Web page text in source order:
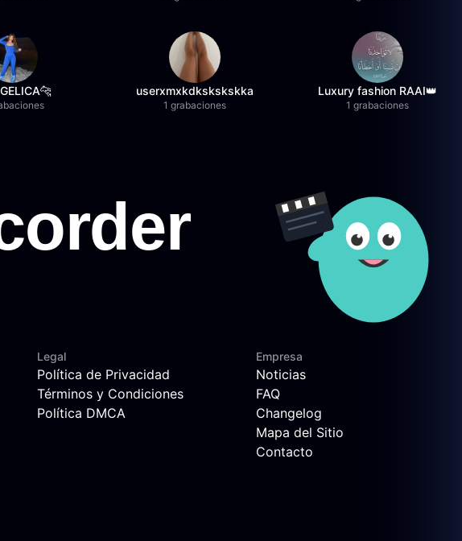
userxmxkdkskskskka
1 grabaciones
Luxury fashion RAAI👑
1 grabaciones
Legal
Política de Privacidad
Términos y Condiciones
Política DMCA
Empresa
Noticias
FAQ
Changelog
Mapa del Sitio
Contacto